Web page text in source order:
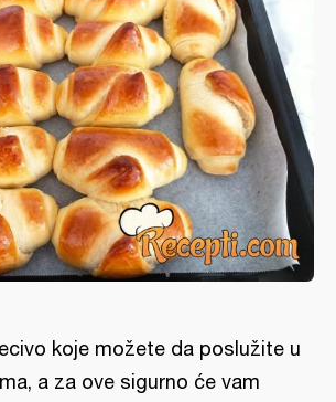
koje možete da poslužite u
a za ove sigurno će vam